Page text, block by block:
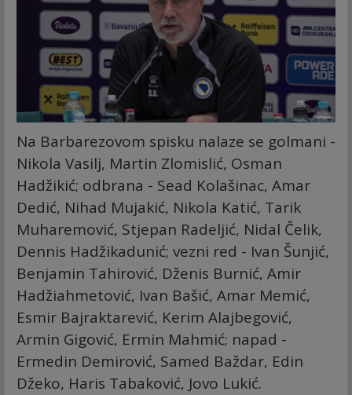
Na Barbarezovom spisku nalaze se golmani -
Nikola Vasilj, Martin Zlomislić, Osman
Hadžikić; odbrana - Sead Kolašinac, Amar
Dedić, Nihad Mujakić, Nikola Katić, Tarik
Muharemović, Stjepan Radeljić, Nidal Čelik,
Dennis Hadžikadunić; vezni red - Ivan Šunjić,
Benjamin Tahirović, Dženis Burnić, Amir
Hadžiahmetović, Ivan Bašić, Amar Memić,
Esmir Bajraktarević, Kerim Alajbegović,
Armin Gigović, Ermin Mahmić; napad -
Ermedin Demirović, Samed Baždar, Edin
Džeko, Haris Tabaković, Jovo Lukić.